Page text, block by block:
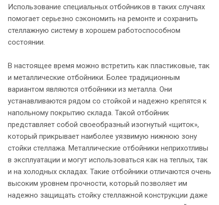
Использование специальных отбойников в таких случаях
помогает серьезно сэкономить на ремонте и сохранить
стеллажную систему в хорошем работоспособном
состоянии.
В настоящее время можно встретить как пластиковые, так
и металлические отбойники. Более традиционным
вариантом являются отбойники из металла. Они
устанавливаются рядом со стойкой и надежно крепятся к
напольному покрытию склада. Такой отбойник
представляет собой своеобразный изогнутый «щиток»,
который прикрывает наиболее уязвимую нижнюю зону
стойки стеллажа. Металлические отбойники неприхотливы
в эксплуатации и могут использоваться как на теплых, так
и на холодных складах. Такие отбойники отличаются очень
высоким уровнем прочности, который позволяет им
надежно защищать стойку стеллажной конструкции даже